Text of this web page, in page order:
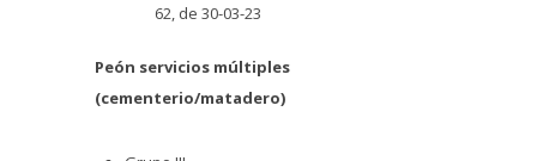
62, de 30-03-23
Peón servicios múltiples
(cementerio/matadero)